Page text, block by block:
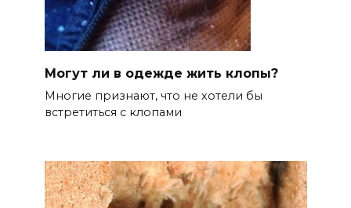
Могут ли в одежде жить клопы?
Многие признают, что не хотели бы
встретиться с клопами